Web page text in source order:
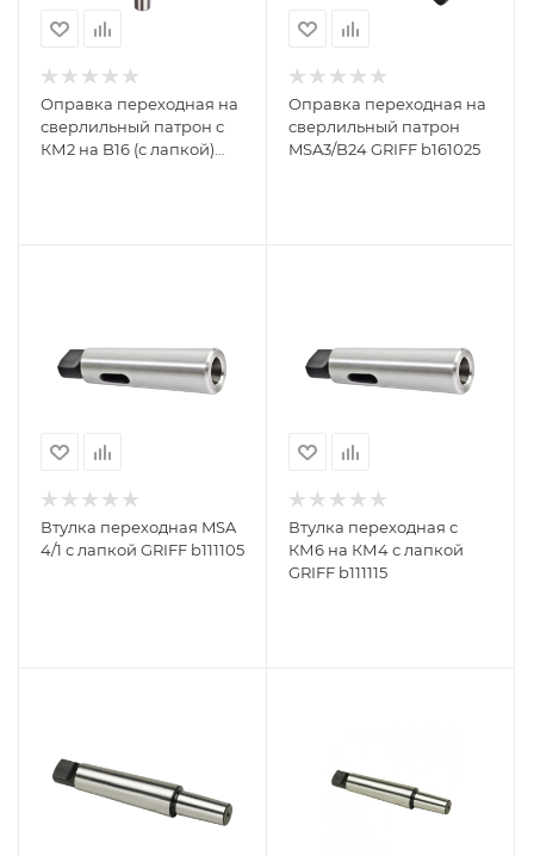
Оправка переходная на
сверлильный патрон с
КМ2 на B16 (с лапкой)
Оправка переходная на
сверлильный патрон
MSA3/B24 GRIFF b161025
Втулка переходная MSA
4/1 с лапкой GRIFF b111105
Втулка переходная с
КМ6 на КМ4 с лапкой
GRIFF b111115